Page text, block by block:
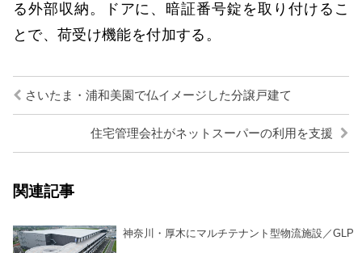
る外部収納。ドアに、暗証番号錠を取り付けるこ
とで、荷受け機能を付加する。
さいたま・浦和美園で仏イメージした分譲戸建て
住宅管理会社がネットスーパーの利用を支援
関連記事
神奈川・厚木にマルチテナント型物流施設／GLP